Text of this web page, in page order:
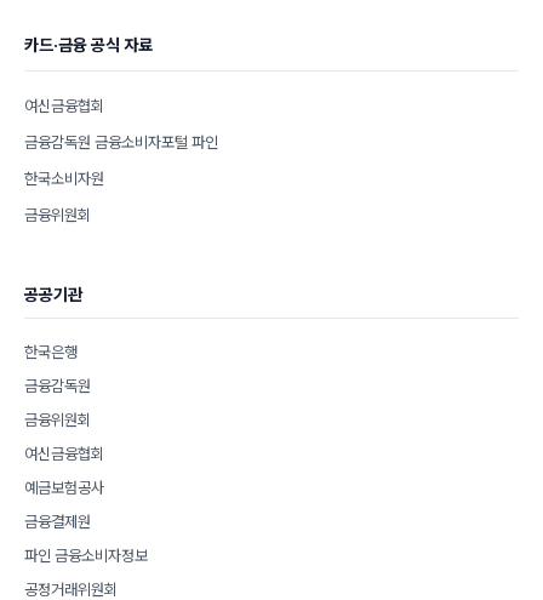
카드·금융 공식 자료
여신금융협회
금융감독원 금융소비자포털 파인
한국소비자원
금융위원회
공공기관
한국은행
금융감독원
금융위원회
여신금융협회
예금보험공사
금융결제원
파인 금융소비자정보
공정거래위원회